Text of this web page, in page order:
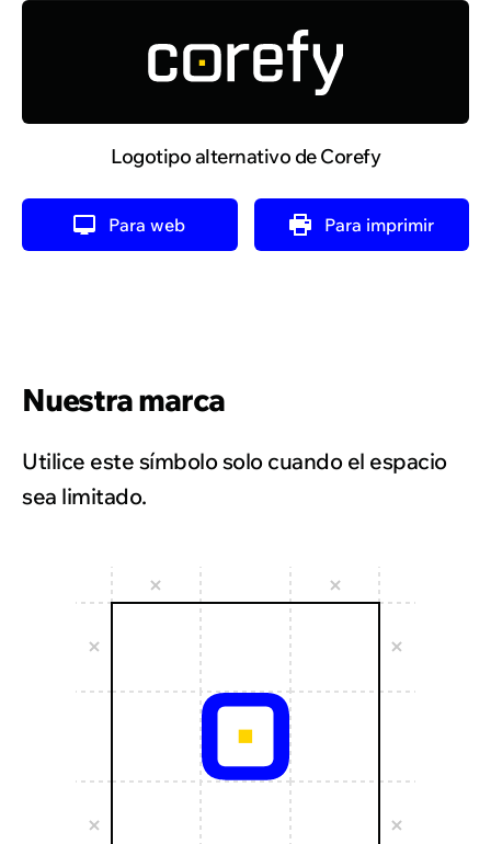
Logotipo alternativo de Corefy
Para web Para imprimir
Nuestra marca
Utilice este símbolo solo cuando el espacio
sea limitado.